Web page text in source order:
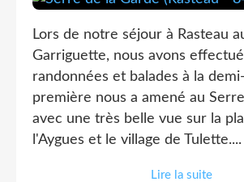
Lors de notre séjour à Rasteau
Garriguette, nous avons
randonnées et balades à la
première nous a amené au
avec une très belle vue sur la
l'Aygues et le village de Tulette....
Lire la suite